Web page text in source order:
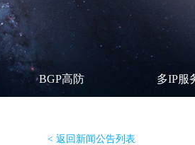
BGP高防 多IP服
< 返回新闻公告列表